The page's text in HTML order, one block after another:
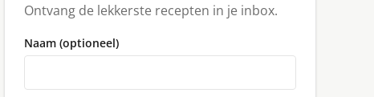
Ontvang de lekkerste recepten in je inbox.
Naam (optioneel)